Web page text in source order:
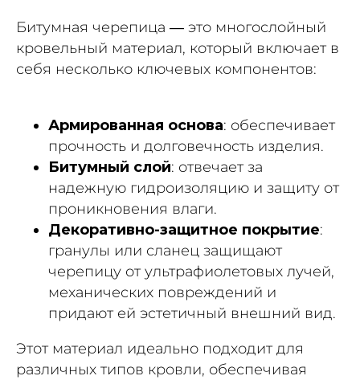
Битумная черепица — это многослойный
кровельный материал, который включает в
себя несколько ключевых компонентов:
Армированная основа: обеспечивает
прочность и долговечность изделия.
Битумный слой: отвечает за
надежную гидроизоляцию и защиту от
проникновения влаги.
Декоративно-защитное покрытие:
гранулы или сланец защищают
черепицу от ультрафиолетовых лучей,
механических повреждений и
придают ей эстетичный внешний вид.
Этот материал идеально подходит для
различных типов кровли, обеспечивая